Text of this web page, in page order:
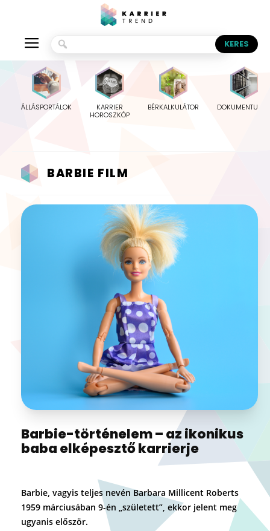
ÁLLÁSPORTÁLOK
KARRIER
HOROSZKÓP
BÉRKALKULÁTOR
BARBIE FILM
Barbie-történelem – az ikonikus
baba elképesztő karrierje
Barbie, vagyis teljes nevén Barbara Millicent Roberts
1959 márciusában 9-én „született”, ekkor jelent meg
ugyanis először.